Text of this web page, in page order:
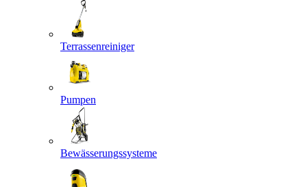
Terrassenreiniger
Pumpen
Bewässerungssysteme